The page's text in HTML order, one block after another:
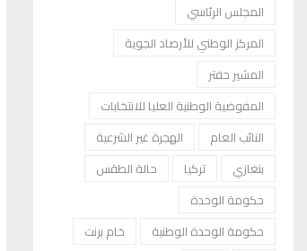
المجلس الرئاسي
المركز الوطني للأرصاد الجوية
المشير حفتر
المفوضية الوطنية العليا للانتخابات
النائب العام
الهجرة غير الشرعية
بنغازي
تركيا
حالة الطقس
حكومة الوحدة
حكومة الوحدة الوطنية
خام برنت